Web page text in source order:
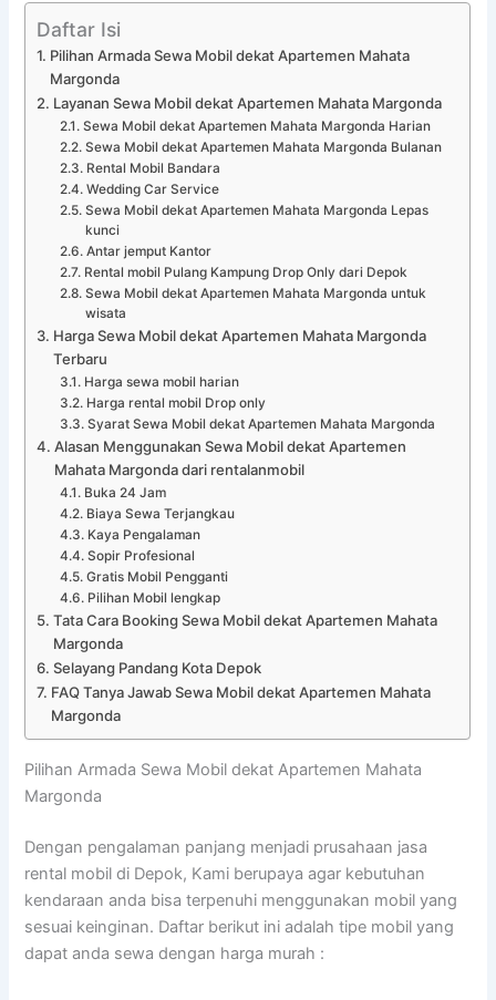
Daftar Isi
Pilihan Armada Sewa Mobil dekat Apartemen Mahata
Margonda
Layanan Sewa Mobil dekat Apartemen Mahata Margonda
Sewa Mobil dekat Apartemen Mahata Margonda Harian
Sewa Mobil dekat Apartemen Mahata Margonda Bulanan
Rental Mobil Bandara
Wedding Car Service
Sewa Mobil dekat Apartemen Mahata Margonda Lepas
kunci
Antar jemput Kantor
Rental mobil Pulang Kampung Drop Only dari Depok
Sewa Mobil dekat Apartemen Mahata Margonda untuk
wisata
Harga Sewa Mobil dekat Apartemen Mahata Margonda
Terbaru
Harga sewa mobil harian
Harga rental mobil Drop only
Syarat Sewa Mobil dekat Apartemen Mahata Margonda
Alasan Menggunakan Sewa Mobil dekat Apartemen
Mahata Margonda dari rentalanmobil
Buka 24 Jam
Biaya Sewa Terjangkau
Kaya Pengalaman
Sopir Profesional
Gratis Mobil Pengganti
Pilihan Mobil lengkap
Tata Cara Booking Sewa Mobil dekat Apartemen Mahata
Margonda
Selayang Pandang Kota Depok
FAQ Tanya Jawab Sewa Mobil dekat Apartemen Mahata
Margonda
Pilihan Armada Sewa Mobil dekat Apartemen Mahata
Margonda
Dengan pengalaman panjang menjadi prusahaan jasa
rental mobil di Depok, Kami berupaya agar kebutuhan
kendaraan anda bisa terpenuhi menggunakan mobil yang
sesuai keinginan. Daftar berikut ini adalah tipe mobil yang
dapat anda sewa dengan harga murah :